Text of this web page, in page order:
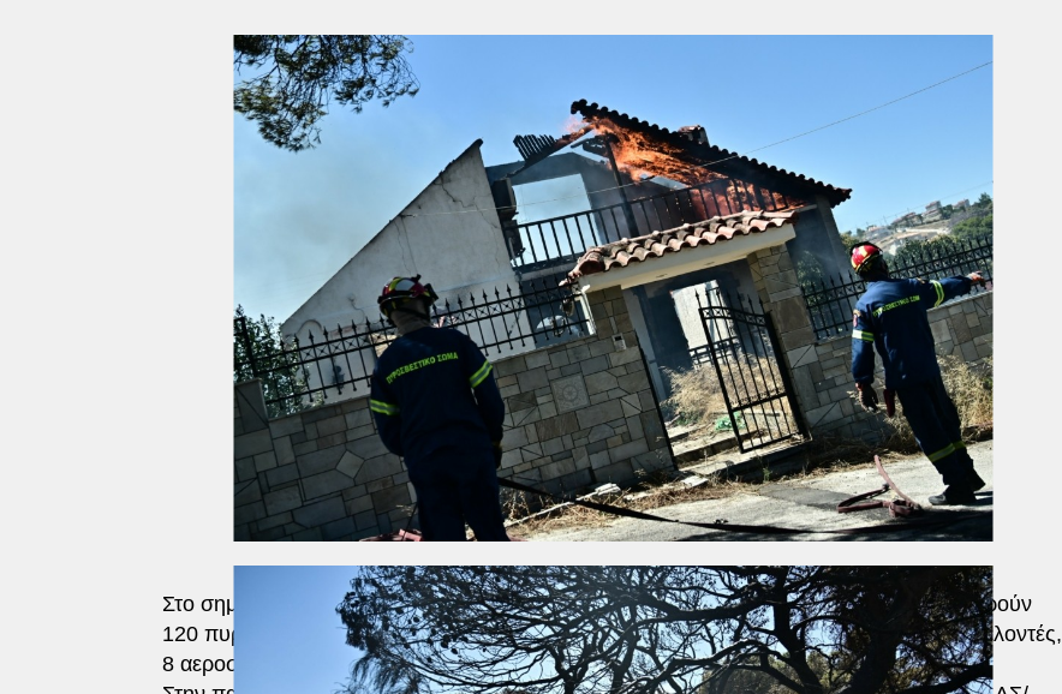
Στο σημείο παραμένουν ισχυρές επίγειες και εναέριες δυνάμεις και συγκεκριμένα επιχειρούν
120 πυροσβέστες με 7 ομάδες πεζοπόρων τμημάτων της 1ης ΕΜΟΔΕ, 30 οχήματα, εθελοντές,
8 αεροσκάφη και 8 ελικόπτερα, εκ των οποίων το ένα για τον συντονισμό τους.